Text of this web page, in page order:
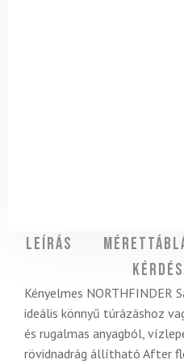
Leírás
Kényelmes NORTHFINDER
ideális könnyű túrázáshoz
és rugalmas anyagból,
rövidnadrág állítható After